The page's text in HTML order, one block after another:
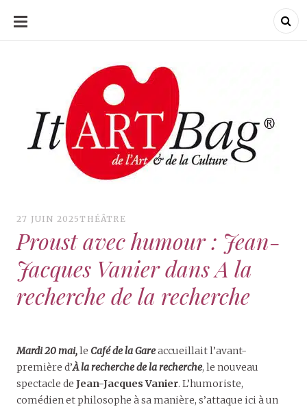
ALLER
CONTENU
ItArtBag
ItArtBag
27 JUIN 2025 THÉÂTRE
Proust avec humour : Jean-
Jacques Vanier dans A la
recherche de la recherche
Mardi 20 mai,le Café de la Gareaccueillait l’avant-
première d’À la recherche de la recherche, le nouveau
spectacle de Jean-Jacques Vanier. L’humoriste,
comédien et philosophe à sa manière, s’attaque ici à un